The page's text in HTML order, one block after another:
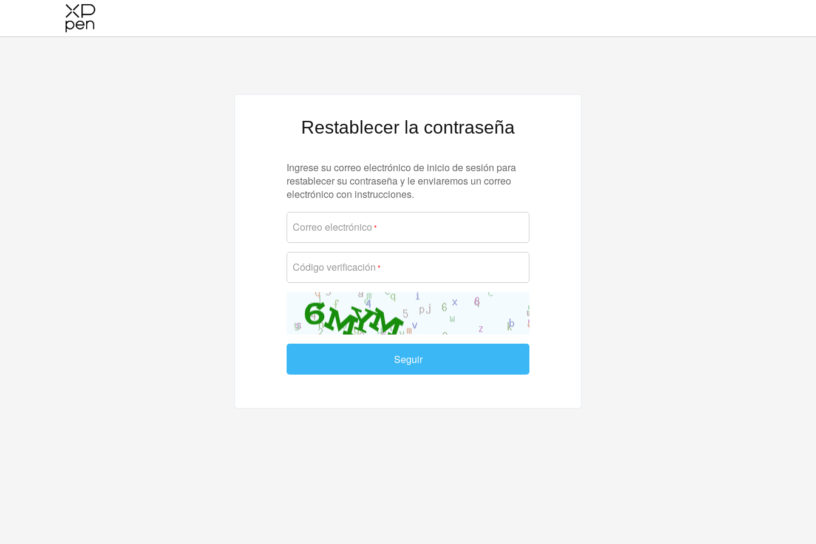
Restablecer la contraseña
Ingrese su correo electrónico de inicio de sesión para
restablecer su contraseña y le enviaremos un correo
electrónico con instrucciones.
Correo electrónico *
Código verificación *
Seguir